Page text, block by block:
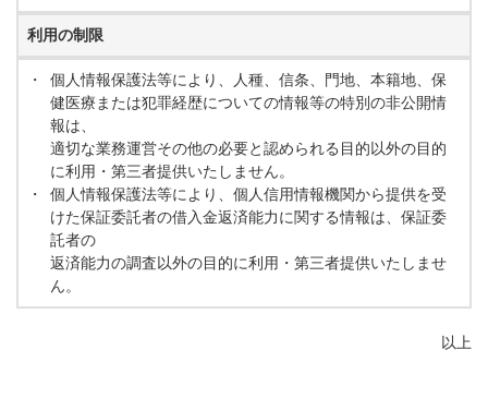
利用の制限
・
個人情報保護法等により、人種、信条、門地、本籍地、保
健医療または犯罪経歴についての情報等の特別の非公開情
報は、
適切な業務運営その他の必要と認められる目的以外の目的
に利用・第三者提供いたしません。
・
個人情報保護法等により、個人信用情報機関から提供を受
けた保証委託者の借入金返済能力に関する情報は、保証委
託者の
返済能力の調査以外の目的に利用・第三者提供いたしませ
ん。
以上